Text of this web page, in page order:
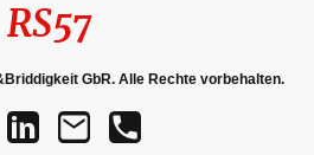
RS57
GbR. Alle Rechte vorbehalten.